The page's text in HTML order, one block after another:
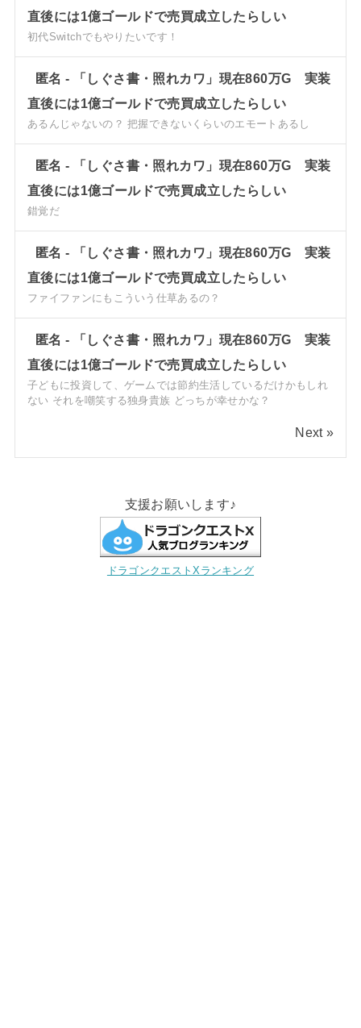
直後には1億ゴールドで売買成立したらしい
初代Switchでもやりたいです！
匿名-
「しぐさ書・照れカワ」現在860万G 実装
直後には1億ゴールドで売買成立したらしい
あるんじゃないの？ 把握できないくらいのエモートあるし
匿名-
「しぐさ書・照れカワ」現在860万G 実装
直後には1億ゴールドで売買成立したらしい
錯覚だ
匿名-
「しぐさ書・照れカワ」現在860万G 実装
直後には1億ゴールドで売買成立したらしい
ファイファンにもこういう仕草あるの？
匿名-
「しぐさ書・照れカワ」現在860万G 実装
直後には1億ゴールドで売買成立したらしい
子どもに投資して、ゲームでは節約生活しているだけかもしれ
ない それを嘲笑する独身貴族 どっちが幸せかな？
Next »
支援お願いします♪
ドラゴンクエストXランキング